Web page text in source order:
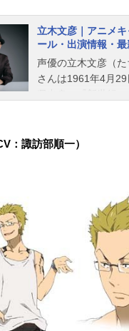
立木文彦｜アニメ
ール・出演情報・
声優の立木文彦（た
さんは1961年4月
のキャラクターを多
：諏訪部順一）